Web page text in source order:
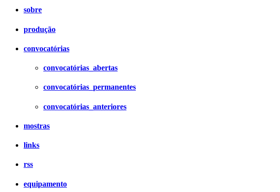
sobre
produção
convocatórias
convocatórias_abertas
convocatórias_permanentes
convocatórias_anteriores
mostras
links
rss
equipamento